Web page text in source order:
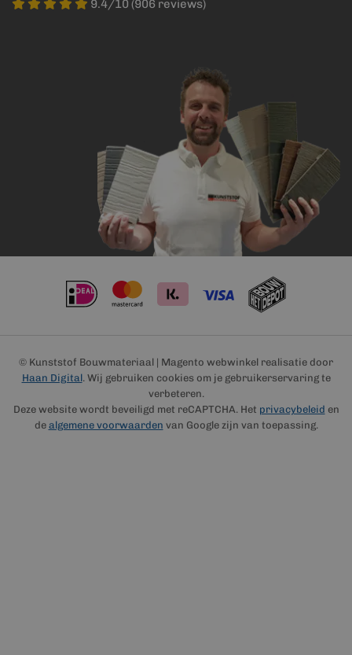
9.4/10 (906 reviews)
© Kunststof Bouwmateriaal | Magento webwinkel realisatie door
Haan Digital. Wij gebruiken cookies om je gebruikerservaring te
verbeteren.
Deze website wordt beveiligd met reCAPTCHA. Het privacybeleid en
de algemene voorwaarden van Google zijn van toepassing.